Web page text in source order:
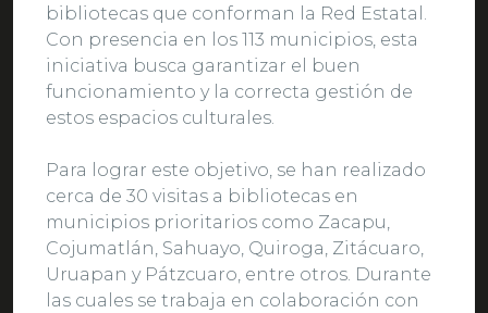
bibliotecas que conforman la Red Estatal.
Con presencia en los 113 municipios, esta
iniciativa busca garantizar el buen
funcionamiento y la correcta gestión de
estos espacios culturales.
Para lograr este objetivo, se han realizado
cerca de 30 visitas a bibliotecas en
municipios prioritarios como Zacapu,
Cojumatlán, Sahuayo, Quiroga, Zitácuaro,
Uruapan y Pátzcuaro, entre otros. Durante
las cuales se trabaja en colaboración con